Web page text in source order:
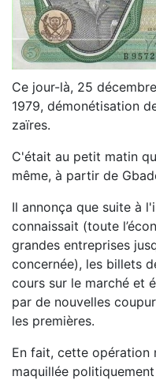
Ce jour-là, 25
1979, démonétisation
zaïres.
C'était au petit matin
même, à partir de
Il annonça que suite à
connaissait (toute
grandes entreprises
concernée), les billets
cours sur le marché et
par de nouvelles
les premières.
En fait, cette opération
maquillée